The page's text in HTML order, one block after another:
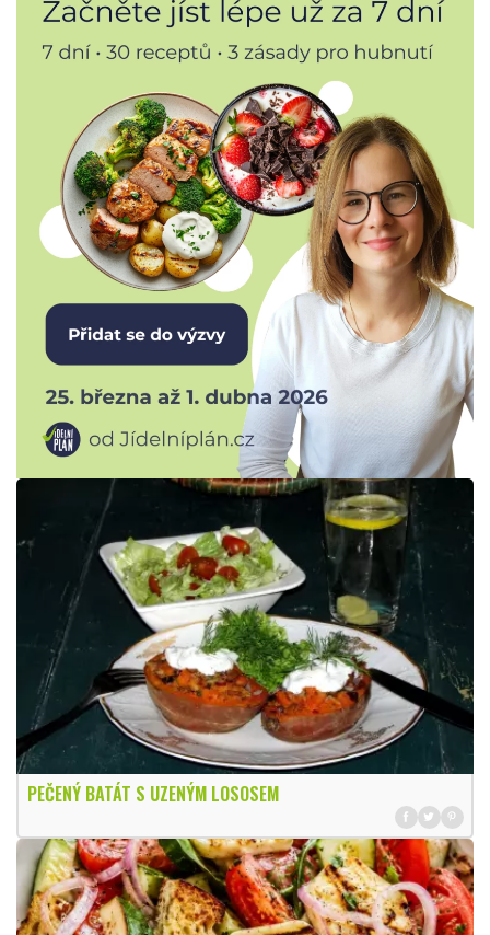
PEČENÝ BATÁT S UZENÝM LOSOSEM